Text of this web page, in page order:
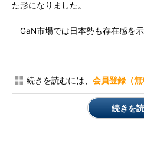
た形になりました。
GaN市場では日本勢も存在感を示
続きを読むには、 会員登録（無
続きを